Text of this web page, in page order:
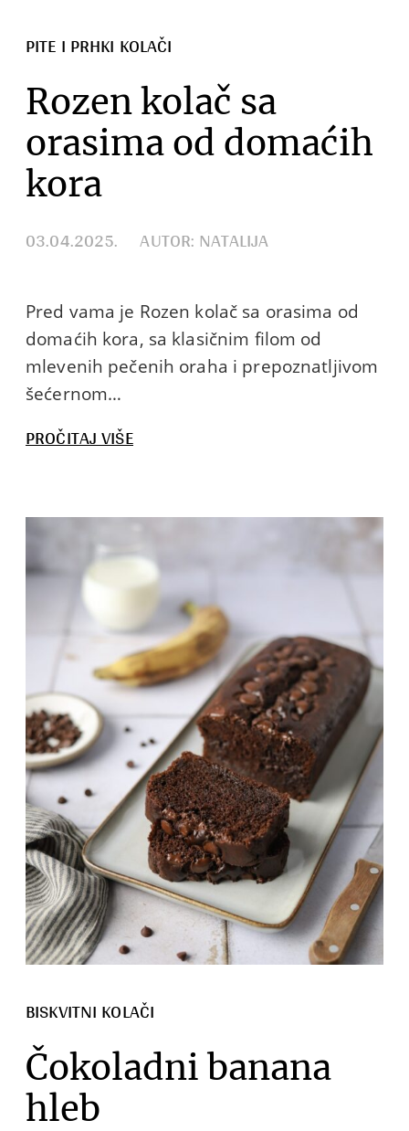
PITE I PRHKI KOLAČI
Rozen kolač sa
orasima od domaćih
kora
03.04.2025. AUTOR: NATALIJA
Pred vama je Rozen kolač sa orasima od
domaćih kora, sa klasičnim filom od
mlevenih pečenih oraha i prepoznatljivom
šećernom…
PROČITAJ VIŠE:
SA
ORASIMA
OD
DOMAĆIH
KORA
BISKVITNI KOLAČI
Čokoladni banana
hleb